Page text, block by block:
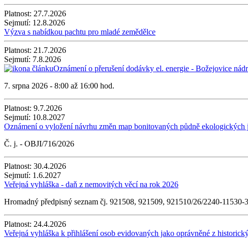
Platnost: 27.7.2026
Sejmutí: 12.8.2026
Výzva s nabídkou pachtu pro mladé zemědělce
Platnost: 21.7.2026
Sejmutí: 7.8.2026
Oznámení o přerušení dodávky el. energie - Božejovice
7. srpna 2026 - 8:00 až 16:00 hod.
Platnost: 9.7.2026
Sejmutí: 10.8.2027
Oznámení o vyložení návrhu změn map bonitovaných půdně
Č. j. - OBJI/716/2026
Platnost: 30.4.2026
Sejmutí: 1.6.2027
Veřejná vyhláška - daň z nemovitých věcí na rok 2026
Hromadný předpisný seznam čj. 921508, 921509, 921510/26/2240-11530-
Platnost: 24.4.2026
Veřejná vyhláška k přihlášení osob evidovaných jako oprávněné z